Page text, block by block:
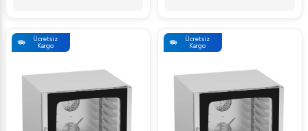
Ücretsiz
Kargo
Ücretsiz
Kargo